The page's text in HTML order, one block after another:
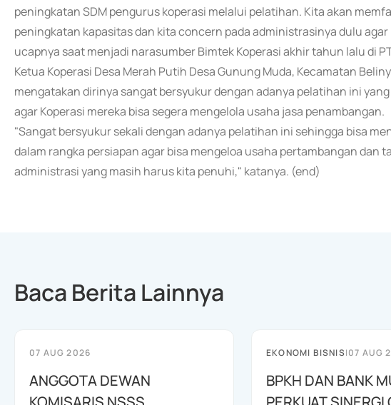
peningkatan SDM pengurus koperasi melalui pelatihan. Kita akan
peningkatan kapasitas dan kita concern pada administrasinya dulu
ucapnya saat menjadi narasumber Bimtek Koperasi akhir tahun lalu di
Ketua Koperasi Desa Merah Putih Desa Gunung Muda, Kecamatan
mengatakan dirinya sangat bersyukur dengan adanya pelatihan ini
agar Koperasi mereka bisa segera mengelola usaha jasa penambangan.
"Sangat bersyukur sekali dengan adanya pelatihan ini sehingga bisa
dalam rangka persiapan agar bisa mengeloa usaha pertambangan dan
administrasi yang masih harus kita penuhi," katanya. (end)
Baca Berita Lainnya
07 AUG 2026
ANGGOTA DEWAN
EKONOMI BISNIS|07 AUG
BPKH DAN BANK